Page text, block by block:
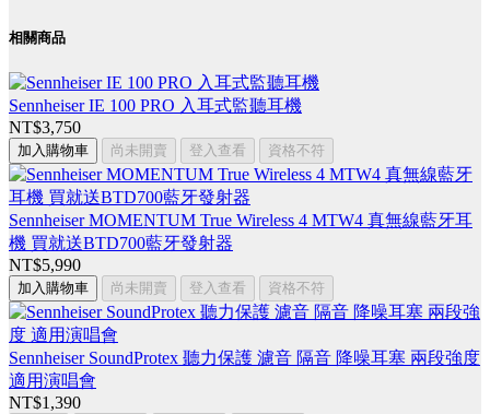
相關商品
Sennheiser IE 100 PRO 入耳式監聽耳機
NT$3,750
加入購物車 尚未開賣 登入查看 資格不符
Sennheiser MOMENTUM True Wireless 4 MTW4 真無線藍牙耳
機 買就送BTD700藍牙發射器
NT$5,990
加入購物車 尚未開賣 登入查看 資格不符
Sennheiser SoundProtex 聽力保護 濾音 隔音 降噪耳塞 兩段強度
適用演唱會
NT$1,390